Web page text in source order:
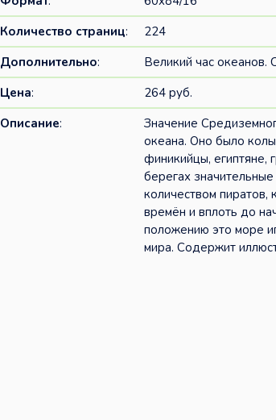
Количество страниц:
224
Дополнительно:
Великий час
Цена:
264 руб.
Описание:
Значение
океана. Оно было
финикийцы, египтяне,
берегах
количеством пиратов,
времён и вплоть до
положению это море
мира. Содержит